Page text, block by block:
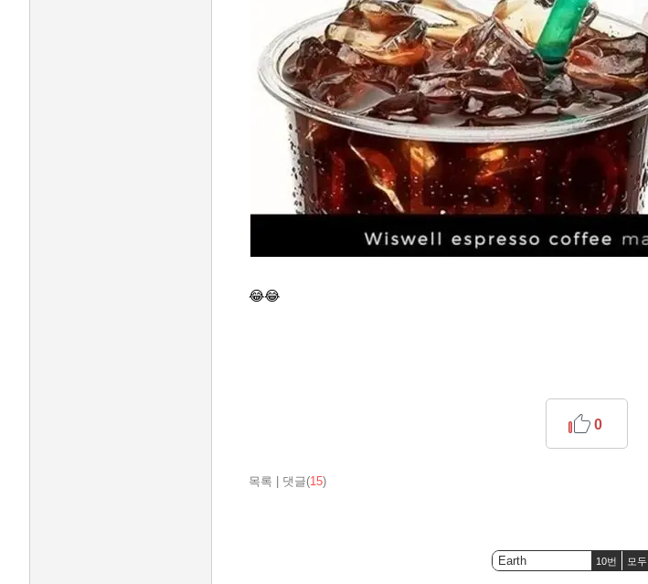
😂😂
목록 댓글(15)
0
10번 모두